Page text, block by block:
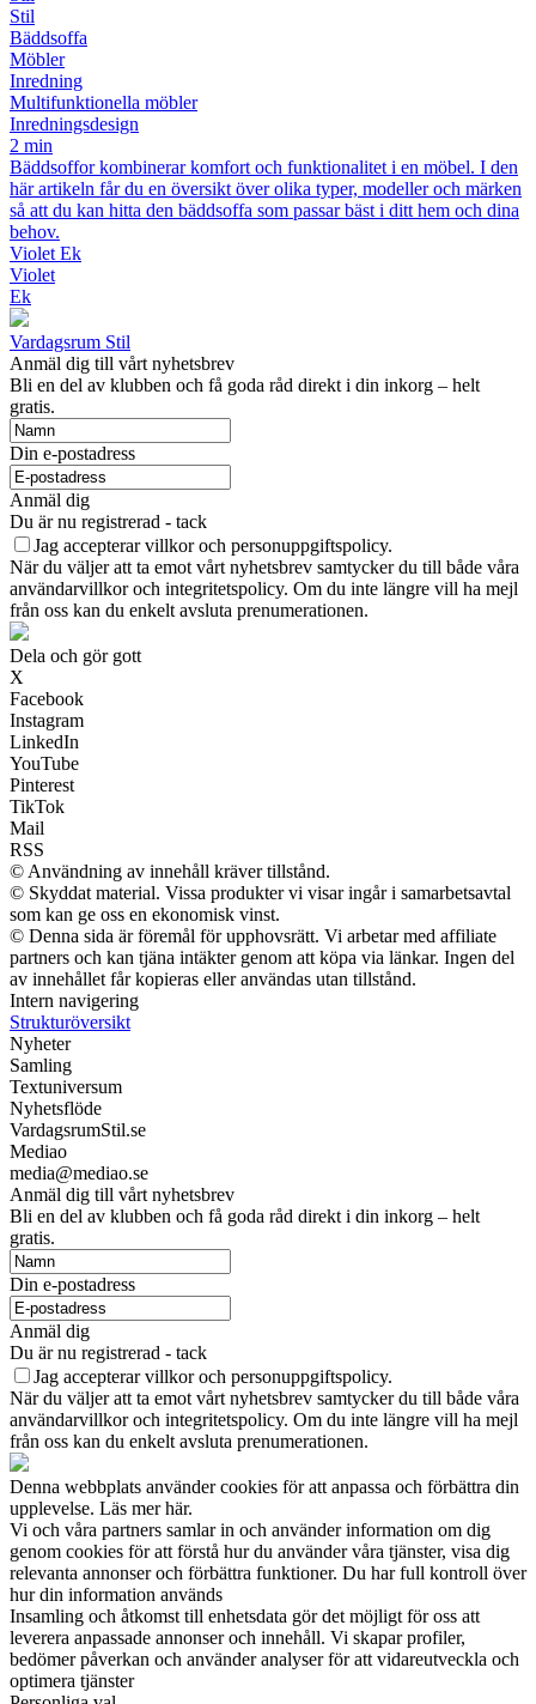
Stil
Bäddsoffa
Möbler
Inredning
Multifunktionella möbler
Inredningsdesign
2 min
Bäddsoffor kombinerar komfort och funktionalitet i en möbel. I den
här artikeln får du en översikt över olika typer, modeller och märken
så att du kan hitta den bäddsoffa som passar bäst i ditt hem och dina
behov.
Violet Ek
Violet
Ek
Vardagsrum Stil
Anmäl dig till vårt nyhetsbrev
Bli en del av klubben och få goda råd direkt i din inkorg – helt
gratis.
Din e-postadress
Anmäl dig
Du är nu registrerad - tack
Jag accepterar villkor och personuppgiftspolicy.
När du väljer att ta emot vårt nyhetsbrev samtycker du till både våra
användarvillkor och integritetspolicy. Om du inte längre vill ha mejl
från oss kan du enkelt avsluta prenumerationen.
Dela och gör gott
X
Facebook
Instagram
LinkedIn
YouTube
Pinterest
TikTok
Mail
RSS
© Användning av innehåll kräver tillstånd.
© Skyddat material. Vissa produkter vi visar ingår i samarbetsavtal
som kan ge oss en ekonomisk vinst.
© Denna sida är föremål för upphovsrätt. Vi arbetar med affiliate
partners och kan tjäna intäkter genom att köpa via länkar. Ingen del
av innehållet får kopieras eller användas utan tillstånd.
Intern navigering
Strukturöversikt
Nyheter
Samling
Textuniversum
Nyhetsflöde
VardagsrumStil.se
Mediao
media@mediao.se
Anmäl dig till vårt nyhetsbrev
Bli en del av klubben och få goda råd direkt i din inkorg – helt
gratis.
Din e-postadress
Anmäl dig
Du är nu registrerad - tack
Jag accepterar villkor och personuppgiftspolicy.
När du väljer att ta emot vårt nyhetsbrev samtycker du till både våra
användarvillkor och integritetspolicy. Om du inte längre vill ha mejl
från oss kan du enkelt avsluta prenumerationen.
Denna webbplats använder cookies för att anpassa och förbättra din
upplevelse. Läs mer här.
Vi och våra partners samlar in och använder information om dig
genom cookies för att förstå hur du använder våra tjänster, visa dig
relevanta annonser och förbättra funktioner. Du har full kontroll över
hur din information används
Insamling och åtkomst till enhetsdata gör det möjligt för oss att
leverera anpassade annonser och innehåll. Vi skapar profiler,
bedömer påverkan och använder analyser för att vidareutveckla och
optimera tjänster